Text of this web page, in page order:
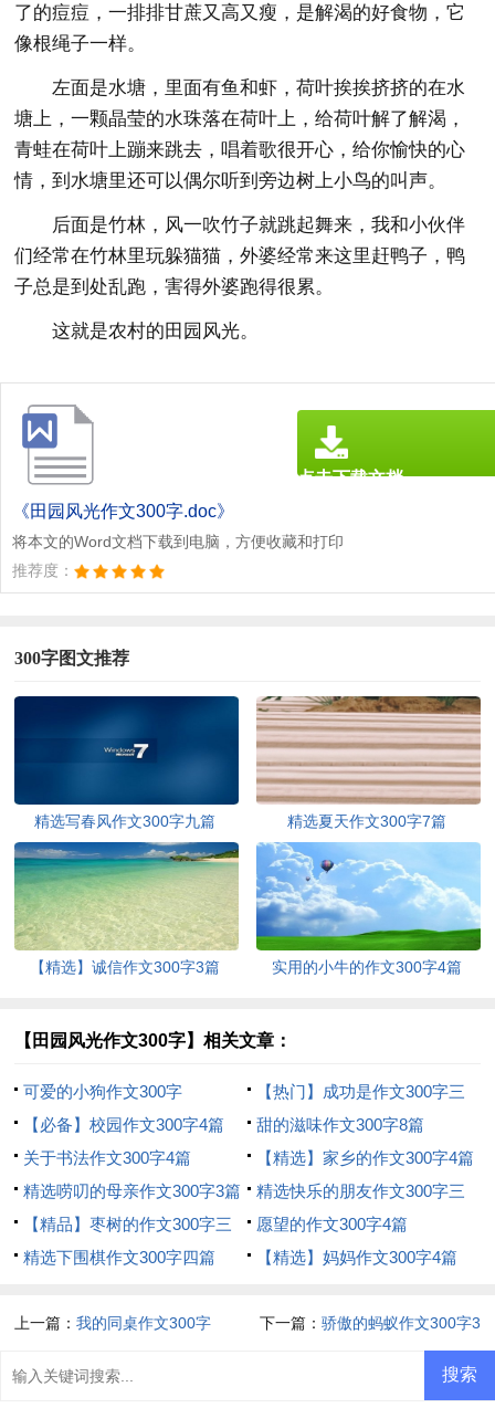
了的痘痘，一排排甘蔗又高又瘦，是解渴的好食物，它
像根绳子一样。
左面是水塘，里面有鱼和虾，荷叶挨挨挤挤的在水
塘上，一颗晶莹的水珠落在荷叶上，给荷叶解了解渴，
青蛙在荷叶上蹦来跳去，唱着歌很开心，给你愉快的心
情，到水塘里还可以偶尔听到旁边树上小鸟的叫声。
后面是竹林，风一吹竹子就跳起舞来，我和小伙伴
们经常在竹林里玩躲猫猫，外婆经常来这里赶鸭子，鸭
子总是到处乱跑，害得外婆跑得很累。
这就是农村的田园风光。
《田园风光作文300字.doc》
将本文的Word文档下载到电脑，方便收藏和打印
推荐度：
点击下载文档
300字图文推荐
精选写春风作文300字九篇 精选夏天作文300字7篇
【精选】诚信作文300字3篇 实用的小牛的作文300字4篇
【田园风光作文300字】相关文章：
可爱的小狗作文300字
【热门】成功是作文300字三
篇
【必备】校园作文300字4篇
甜的滋味作文300字8篇
关于书法作文300字4篇
【精选】家乡的作文300字4篇
精选唠叨的母亲作文300字3篇
精选快乐的朋友作文300字三
篇
【精品】枣树的作文300字三
篇
愿望的作文300字4篇
精选下围棋作文300字四篇
【精选】妈妈作文300字4篇
上一篇：我的同桌作文300字 下一篇： 骄傲的蚂蚁作文300字3